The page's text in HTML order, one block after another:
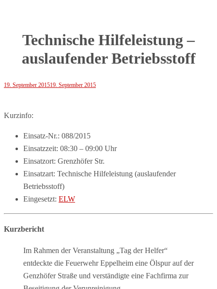
Technische Hilfeleistung –
auslaufender Betriebsstoff
19. September 201519. September 2015
Kurzinfo:
Einsatz-Nr.: 088/2015
Einsatzzeit: 08:30 – 09:00 Uhr
Einsatzort: Grenzhöfer Str.
Einsatzart: Technische Hilfeleistung (auslaufender
Betriebsstoff)
Eingesetzt: ELW
Kurzbericht
Im Rahmen der Veranstaltung „Tag der Helfer“
entdeckte die Feuerwehr Eppelheim eine Ölspur auf der
Genzhöfer Straße und verständigte eine Fachfirma zur